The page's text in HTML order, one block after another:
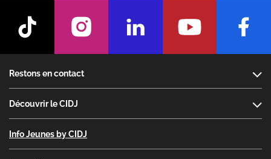
Restons en contact
Découvrir le CIDJ
Info Jeunes by CIDJ